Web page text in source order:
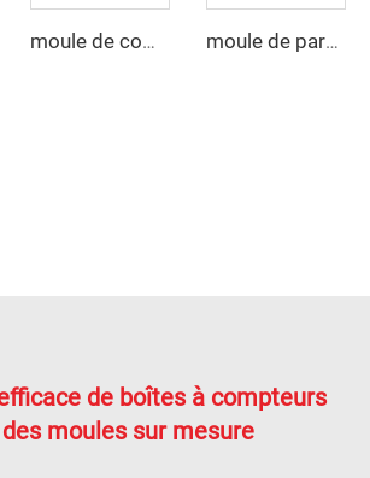
moule de compression en plastique SMC professionnel pour pare-chocs automobile moule de pare-chocs auto SMC à la mode
de boîtes à compteurs
moules sur mesure